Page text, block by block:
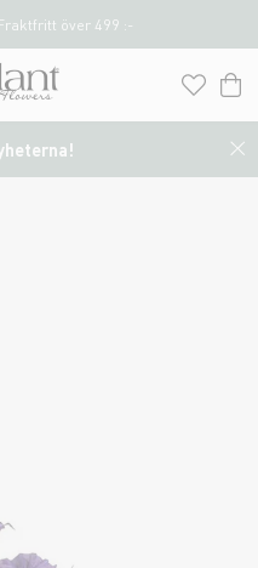
över 499 :-